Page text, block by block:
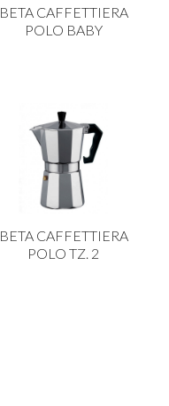
BETA CAFFETTIERA
POLO BABY
BETA CAFFETTIERA
POLO TZ. 2